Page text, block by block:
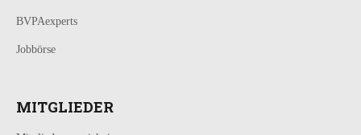
BVPAexperts
Jobbörse
MITGLIEDER